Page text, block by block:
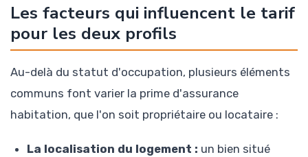
Les facteurs qui influencent le tarif
pour les deux profils
Au-delà du statut d'occupation, plusieurs éléments
communs font varier la prime d'assurance
habitation, que l'on soit propriétaire ou locataire :
La localisation du logement : un bien situé